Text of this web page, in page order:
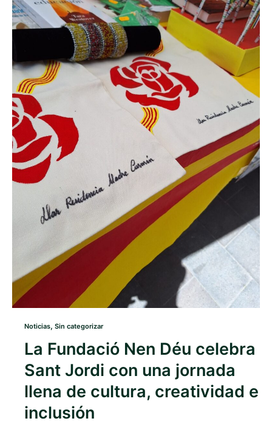
Noticias, Sin categorizar
La Fundació Nen Déu celebra
Sant Jordi con una jornada
llena de cultura, creatividad e
inclusión